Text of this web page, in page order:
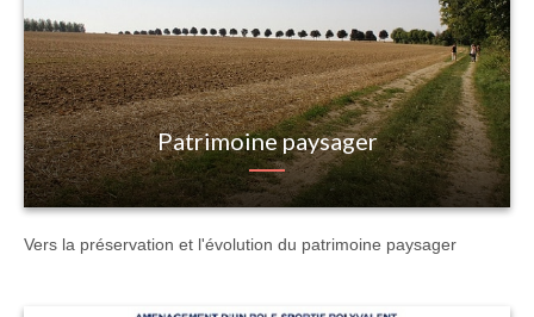
Patrimoine paysager
Vers la préservation et l'évolution du patrimoine paysager